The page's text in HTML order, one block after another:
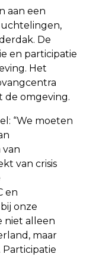
aan een
De
en participatie
Het
de omgeving.
“We moeten
van crisis
en
onze
niet alleen
maar